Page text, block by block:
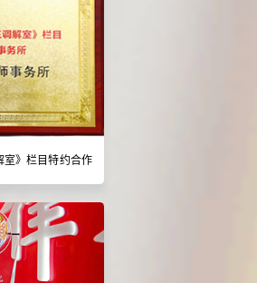
》栏目特约合作